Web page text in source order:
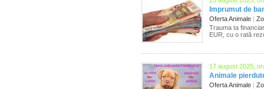
Imprumut de
Oferta Animale |
Trauma ta
EUR, cu o rată
17 august 2025,
Animale
Oferta Animale |